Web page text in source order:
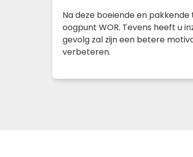
Na deze boeiende en
oogpunt WOR. Tevens heeft u
gevolg zal zijn een betere
verbeteren.